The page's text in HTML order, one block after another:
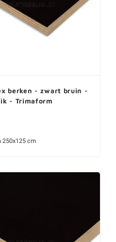
berken - zwart bruin -
- Trimaform
250x125 cm